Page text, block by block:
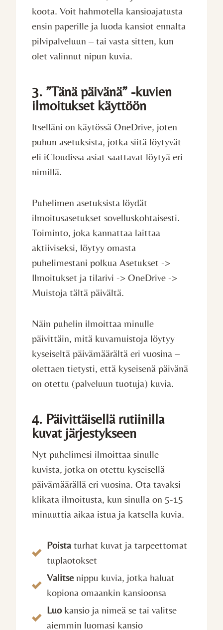
koota. Voit hahmotella kansioajatusta
ensin paperille ja luoda kansiot ennalta
pilvipalveluun – tai vasta sitten, kun
olet valinnut nipun kuvia.
3. ”Tänä päivänä” -kuvien
ilmoitukset käyttöön
Itselläni on käytössä OneDrive, joten
puhun asetuksista, jotka siitä löytyvät
eli iCloudissa asiat saattavat löytyä eri
nimillä.
Puhelimen asetuksista löydät
ilmoitusasetukset sovelluskohtaisesti.
Toiminto, joka kannattaa laittaa
aktiiviseksi, löytyy omasta
puhelimestani polkua Asetukset ->
Ilmoitukset ja tilarivi -> OneDrive ->
Muistoja tältä päivältä.
Näin puhelin ilmoittaa minulle
päivittäin, mitä kuvamuistoja löytyy
kyseiseltä päivämäärältä eri vuosina –
olettaen tietysti, että kyseisenä päivänä
on otettu (palveluun tuotuja) kuvia.
4. Päivittäisellä rutiinilla
kuvat järjestykseen
Nyt puhelimesi ilmoittaa sinulle
kuvista, jotka on otettu kyseisellä
päivämäärällä eri vuosina. Ota tavaksi
klikata ilmoitusta, kun sinulla on 5-15
minuuttia aikaa istua ja katsella kuvia.
Poistaturhat kuvat ja tarpeettomat
tuplaotokset
Valitsenippu kuvia, jotka haluat
kopiona omaankin kansioonsa
Luo kansio ja nimeä se tai valitse
aiemmin luomasi kansio